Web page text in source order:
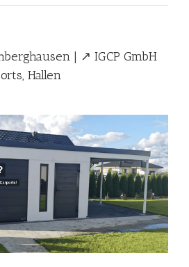
| ↗️ IGCP GmbH
Hallen